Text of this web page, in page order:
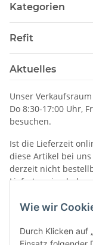
Wie wir
Durch Klicken auf
Kategorien
Refit
Aktuelles
Unser
Do 8:30-17:00 Uhr,
besuchen.
Ist die Lieferzeit
diese Artikel bei
derzeit nicht
Liefertermine
Informationen